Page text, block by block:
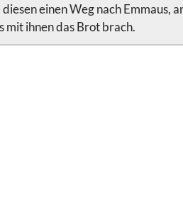
einen Weg nach Emmaus,
mit ihnen das Brot brach.